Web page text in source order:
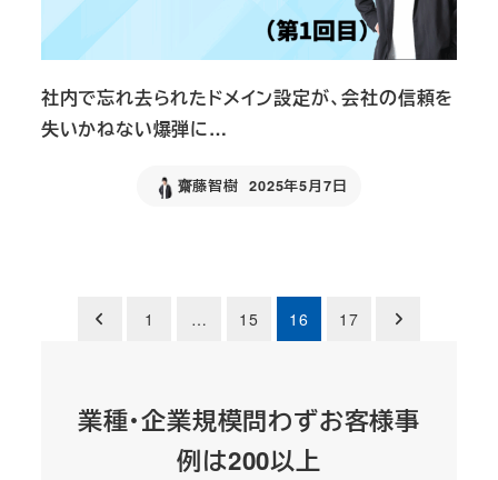
社内で忘れ去られたドメイン設定が、会社の信頼を
失いかねない爆弾に…
齋藤智樹
Published
2025年5月7日
Posts
1 … 15 16 17
業種・企業規模問わずお客様事
例は200以上